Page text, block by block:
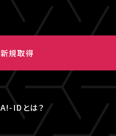
新規取得
A!-IDとは？